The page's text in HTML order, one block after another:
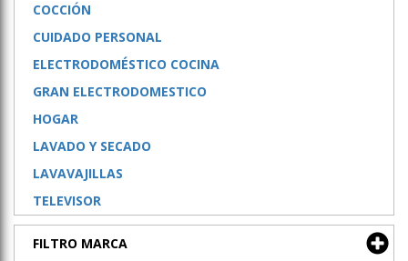
COCCIÓN
CUIDADO PERSONAL
ELECTRODOMÉSTICO COCINA
GRAN ELECTRODOMESTICO
HOGAR
LAVADO Y SECADO
LAVAVAJILLAS
TELEVISOR
FILTRO MARCA